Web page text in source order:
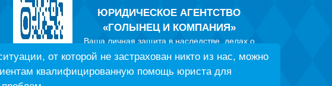
ЮРИДИЧЕСКОЕ АГЕНТСТВО
«ГОЛЫНЕЦ И КОМПАНИЯ»
Ваша личная защита в наследстве, делах о
защите прав потребителей, спорах по ДТП со
ГИБДД, в семейных делах и трудовых спорах, в
от которой не застрахован никто из нас, можно
квалифицированную помощь юриста для